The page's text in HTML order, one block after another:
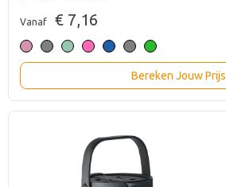
Vanaf € 7,16
Bereken Jouw Prijs